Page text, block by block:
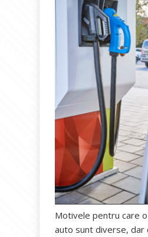
Motivele pentru care
auto sunt diverse, dar